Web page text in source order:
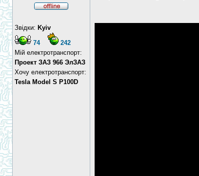
Звідки: Kyiv
74
242
Мій електротранспорт:
Проект ЗАЗ 966 ЭлЗАЗ
Хочу електротранспорт:
Tesla Model S P100D